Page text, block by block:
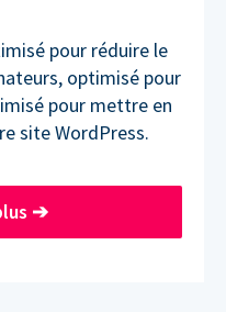
pour réduire le
optimisé pour
pour mettre en
site WordPress.
➔